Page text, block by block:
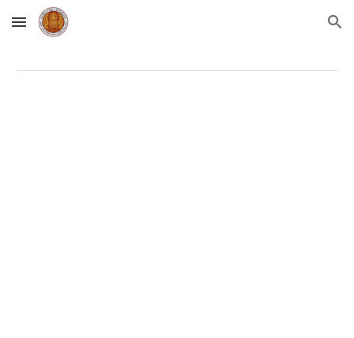
Skip to main content Skip to navigation